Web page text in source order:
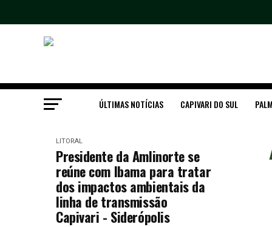
ÚLTIMAS NOTÍCIAS CAPIVARI DO SUL
LITORAL
Presidente da Amlinorte se
reúne com Ibama para tratar
dos impactos ambientais da
linha de transmissão
Capivari - Siderópolis